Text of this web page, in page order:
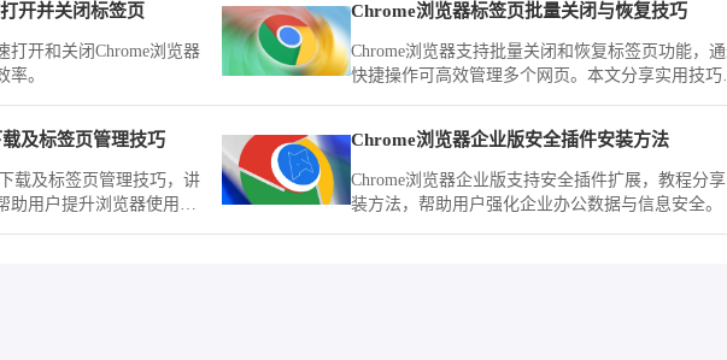
开并关闭标签页
打开和关闭Chrome浏览器
。
Chrome浏览器标签页批量关闭与恢复技巧
Chrome浏览器支持批量关闭和恢复标签页功能，
快捷操作可高效管理多个网页。本文分享实用技巧
及标签页管理技巧
载及标签页管理技巧，讲
助用户提升浏览器使用效
Chrome浏览器企业版安全插件安装方法
Chrome浏览器企业版支持安全插件扩展，教程分
装方法，帮助用户强化企业办公数据与信息安全。